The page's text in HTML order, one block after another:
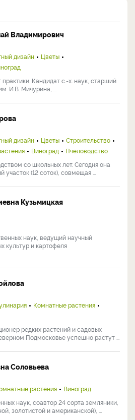
Владимирович
дизайн
Цветы
Кандидат с.-х. наук, старший
И.В. Мичурина, ...
дизайн Цветы
Строительство
Виноград
Пчеловодство
со школьных лет. Сегодня она
(12 соток), совмещая ...
Кузьмицкая
наук, ведущий научный
культур и картофеля
Комнатные растения
редких растений и садовых
Подмосковье успешно растут ...
Соловьева
растения
Виноград
наук, соавтор 24 сорта земляники,
золотистой и американской), ...